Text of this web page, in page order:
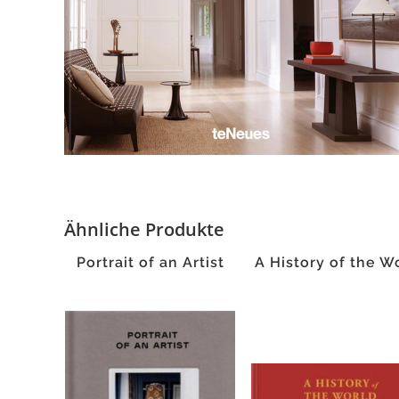
Ähnliche Produkte
Portrait of an Artist A History of the